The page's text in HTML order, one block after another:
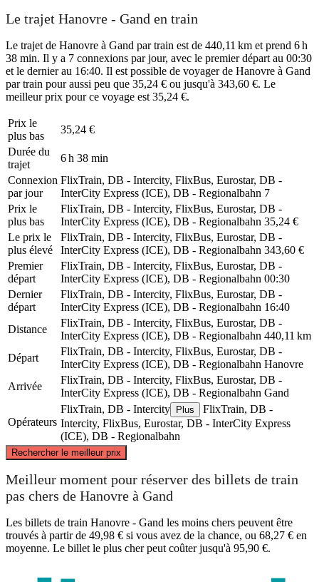
Le trajet Hanovre - Gand en train
Le trajet de Hanovre à Gand par train est de 440,11 km et prend 6 h
38 min. Il y a 7 connexions par jour, avec le premier départ au 00:30
et le dernier au 16:40. Il est possible de voyager de Hanovre à Gand
par train pour aussi peu que 35,24 € ou jusqu'à 343,60 €. Le
meilleur prix pour ce voyage est 35,24 €.
Prix ​​le
plus bas
35,24 €
Durée du
trajet
6 h 38 min
Connexion
par jour
FlixTrain, DB - Intercity, FlixBus, Eurostar, DB -
InterCity Express (ICE), DB - Regionalbahn 7
Prix ​​le
plus bas
FlixTrain, DB - Intercity, FlixBus, Eurostar, DB -
InterCity Express (ICE), DB - Regionalbahn 35,24 €
Le prix le
plus élevé
FlixTrain, DB - Intercity, FlixBus, Eurostar, DB -
InterCity Express (ICE), DB - Regionalbahn 343,60 €
Premier
départ
FlixTrain, DB - Intercity, FlixBus, Eurostar, DB -
InterCity Express (ICE), DB - Regionalbahn 00:30
Dernier
départ
FlixTrain, DB - Intercity, FlixBus, Eurostar, DB -
InterCity Express (ICE), DB - Regionalbahn 16:40
Distance
FlixTrain, DB - Intercity, FlixBus, Eurostar, DB -
InterCity Express (ICE), DB - Regionalbahn 440,11 km
Départ
FlixTrain, DB - Intercity, FlixBus, Eurostar, DB -
InterCity Express (ICE), DB - Regionalbahn Hanovre
Arrivée
FlixTrain, DB - Intercity, FlixBus, Eurostar, DB -
InterCity Express (ICE), DB - Regionalbahn Gand
Opérateurs
FlixTrain, DB - Intercity Plus
FlixTrain, DB -
Intercity, FlixBus, Eurostar, DB - InterCity Express
(ICE), DB - Regionalbahn
Rechercher le meilleur prix
©CARTO
Meilleur moment pour réserver des billets de train
pas chers de Hanovre à Gand
Les billets de train Hanovre - Gand les moins chers peuvent être
trouvés à partir de 49,98 € si vous avez de la chance, ou 68,27 € en
moyenne. Le billet le plus cher peut coûter jusqu'à 95,90 €.